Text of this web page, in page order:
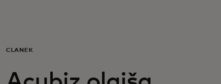
Za podjetja
Za svet
ČLANEK